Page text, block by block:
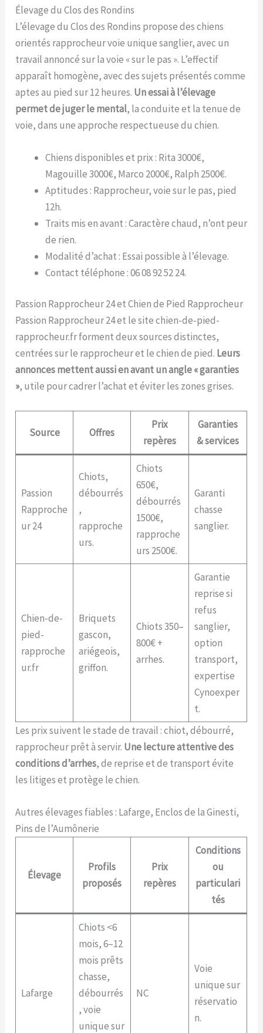
Élevage du Clos des Rondins
L’élevage du Clos des Rondins propose des chiens
orientés rapprocheur voie unique sanglier, avec un
travail annoncé sur la voie « sur le pas ». L’effectif
apparaît homogène, avec des sujets présentés comme
aptes au pied sur 12 heures. Un essai à l’élevage
permet de juger le mental, la conduite et la tenue de
voie, dans une approche respectueuse du chien.
Chiens disponibles et prix : Rita 3000€,
Magouille 3000€, Marco 2000€, Ralph 2500€.
Aptitudes : Rapprocheur, voie sur le pas, pied
12h.
Traits mis en avant : Caractère chaud, n’ont peur
de rien.
Modalité d’achat : Essai possible à l’élevage.
Contact téléphone : 06 08 92 52 24.
Passion Rapprocheur 24 et Chien de Pied Rapprocheur
Passion Rapprocheur 24 et le site chien-de-pied-
rapprocheur.fr forment deux sources distinctes,
centrées sur le rapprocheur et le chien de pied. Leurs
annonces mettent aussi en avant un angle « garanties
», utile pour cadrer l’achat et éviter les zones grises.
Source Offres
Prix
repères
Garanties
& services
Passion
Rapproche
ur 24
Chiots,
débourrés
,
rapproche
urs.
Chiots
650€,
débourrés
1500€,
rapproche
urs 2500€.
Garanti
chasse
sanglier.
Chien-de-
pied-
rapproche
ur.fr
Briquets
gascon,
ariégeois,
griffon.
Chiots 350–
800€ +
arrhes.
Garantie
reprise si
refus
sanglier,
option
transport,
expertise
Cynoexper
t.
Les prix suivent le stade de travail : chiot, débourré,
rapprocheur prêt à servir. Une lecture attentive des
conditions d’arrhes, de reprise et de transport évite
les litiges et protège le chien.
Autres élevages fiables : Lafarge, Enclos de la Ginesti,
Pins de l’Aumônerie
Élevage
Profils
proposés
Prix
repères
Conditions
ou
particulari
tés
Lafarge
Chiots <6
mois, 6–12
mois prêts
chasse,
débourrés
, voie
unique sur
NC
Voie
unique sur
réservatio
n.